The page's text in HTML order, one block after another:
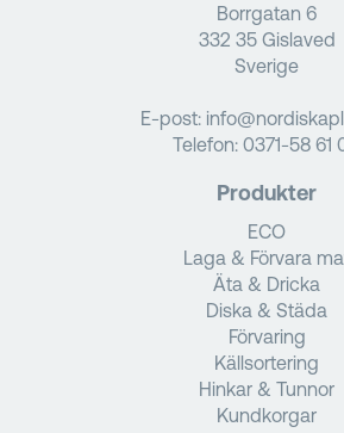
Borrgatan 6
332 35 Gislaved
Sverige
E-post:
Telefon: 0371-58 61
Produkter
ECO
Laga & Förvara
Äta & Dricka
Diska & Städa
Förvaring
Källsortering
Hinkar & Tunnor
Kundkorgar